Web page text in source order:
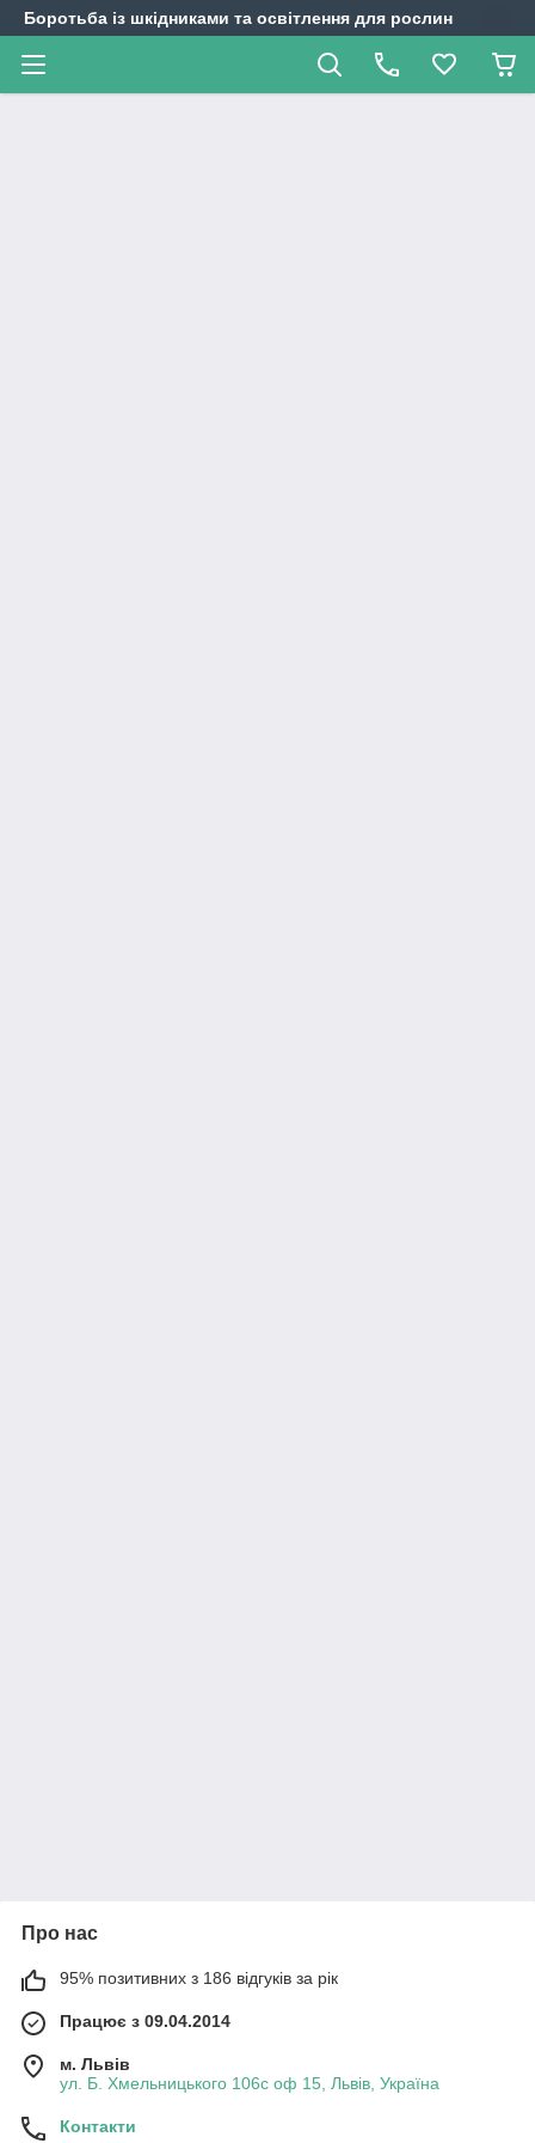
Боротьба із шкідниками та освітлення для рослин
Про нас
95% позитивних з 186 відгуків за рік
Працює з 09.04.2014
м. Львів
ул. Б. Хмельницького 106с оф 15, Львів, Україна
Контакти